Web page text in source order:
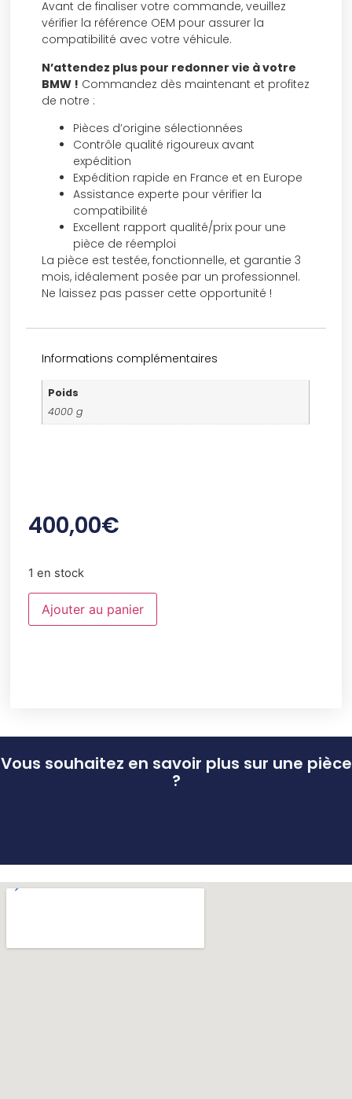
Avant de finaliser votre commande, veuillez
vérifier la référence OEM pour assurer la
compatibilité avec votre véhicule.
N’attendez plus pour redonner vie à votre
BMW ! Commandez dès maintenant et profitez
de notre :
Pièces d’origine sélectionnées
Contrôle qualité rigoureux avant
expédition
Expédition rapide en France et en Europe
Assistance experte pour vérifier la
compatibilité
Excellent rapport qualité/prix pour une
pièce de réemploi
La pièce est testée, fonctionnelle, et garantie 3
mois, idéalement posée par un professionnel.
Ne laissez pas passer cette opportunité !
Informations complémentaires
Poids
4000 g
400,00€
1 en stock
Ajouter au panier
Vous souhaitez en savoir plus sur une pièce
?